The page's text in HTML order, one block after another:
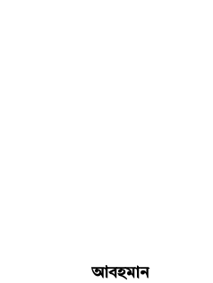
আবহমান